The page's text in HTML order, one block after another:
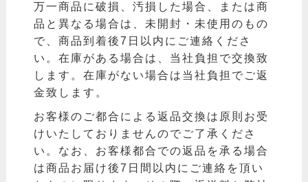
万一商品に破損、汚損した場合、または商
品と異なる場合は、未開封・未使用のもの
で、商品到着後7日以内にご連絡くださ
い。在庫がある場合は、当社負担で交換致
します。在庫がない場合は当社負担でご返
金致します。
お客様のご都合による返品交換は原則お受
けいたしておりませんのでご了承くださ
い。なお、お客様都合での返品を承る場合
は商品お届け後7日間以内にご連絡を頂い